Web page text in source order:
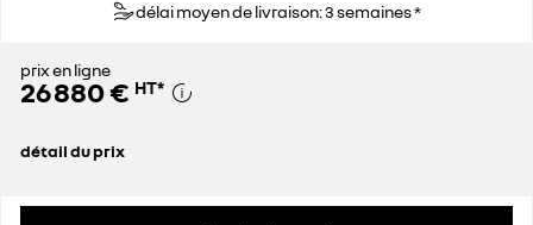
délai moyen de livraison: 3 semaines *
prix en ligne
26 880 € HT*
détail du prix